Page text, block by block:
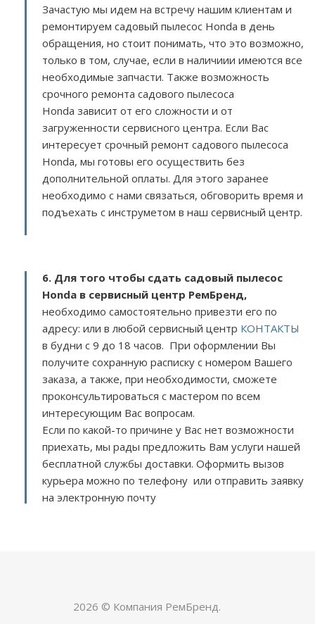
Зачастую мы идем на встречу нашим клиентам и
ремонтируем садовый пылесос Honda в день
обращения, но стоит понимать, что это возможно,
только в том, случае, если в наличиии имеются все
необходимые запчасти. Также возможность
срочного ремонта садового пылесоса
Honda зависит от его сложности и от
загруженности сервисного центра. Если Вас
интересует срочный ремонт садового пылесоса
Honda, мы готовы его осуществить без
дополнительной оплаты. Для этого заранее
необходимо с нами связаться, обговорить время и
подъехать с инструметом в наш сервисный центр.
6. Для того чтобы сдать садовый пылесос
Honda в сервисный центр РемБренд,
необходимо самостоятельно привезти его по
адресу: или в любой сервисный центр КОНТАКТЫ
в будни с 9 до 18 часов. При оформлении Вы
получите сохранную расписку с номером Вашего
заказа, а также, при необходимости, сможете
проконсультироваться с мастером по всем
интересующим Вас вопросам.
Если по какой-то причине у Вас нет возможности
приехать, мы рады предложить Вам услуги нашей
бесплатной службы доставки. Оформить вызов
курьера можно по телефону или отправить заявку
на электронную почту
2026 © Компания РемБренд.